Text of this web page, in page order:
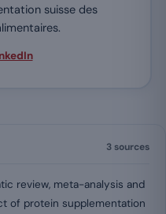
suisse des
3 sources
review, meta-analysis and
of protein supplementation